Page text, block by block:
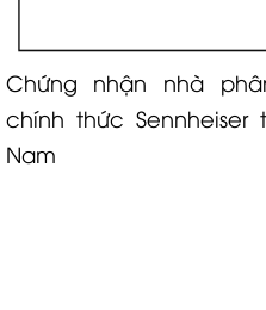
Chứng nhận nhà
chính thức Sennheiser
Nam